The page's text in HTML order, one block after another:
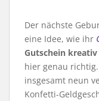
Der nächste
eine Idee, wie ihr
Gutschein
hier genau
insgesamt neun
Konfetti-